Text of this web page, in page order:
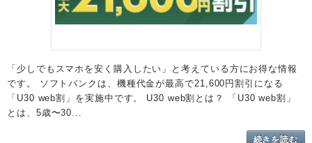
「少しでもスマホを安く購入したい」と考えている方にお得な情報
です。 ソフトバンクは、機種代金が最高で21,600円割引になる
「U30 web割」を実施中です。 U30 web割とは？ 「U30 web割」
とは、5歳〜30...
続きを読む